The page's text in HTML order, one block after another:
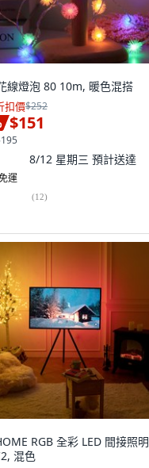
線燈泡 80 10m, 暖色混搭
扣價$252
$151
8/12 星期三 預計送達
運
(12)
RGB 全彩 LED 間接照明
混色